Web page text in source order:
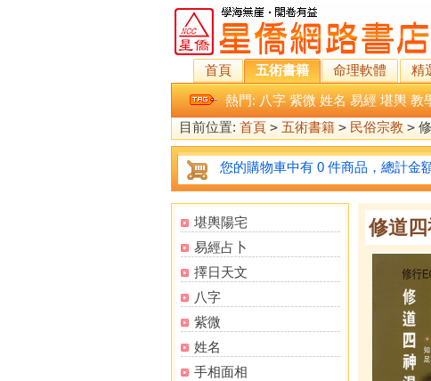
首頁 五術書籍 命理軟體 精
熱門: 八字 紫微 姓名 易經 堪輿 教
目前位置: 首頁 > 五術書籍 > 民俗宗教 >
您的購物車中有 0 件商品，總計金
堪輿陽宅
易經占卜
擇日天文
八字
紫微
姓名
手相面相
修道